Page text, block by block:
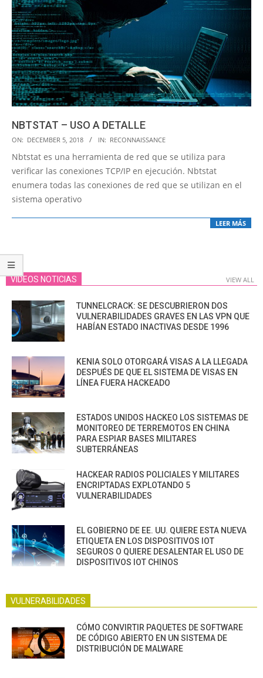
NBTSTAT – USO A DETALLE
2018-
12-
05
ON: DECEMBER 5, 2018 IN: RECONNAISSANCE
Nbtstat es una herramienta de red que se utiliza para
verificar las conexiones TCP/IP en ejecución. Nbtstat
enumera todas las conexiones de red que se utilizan en el
sistema operativo
LEER MÁS
VIDEOS NOTICIAS VIEW ALL
TUNNELCRACK: SE DESCUBRIERON DOS
VULNERABILIDADES GRAVES EN LAS VPN QUE
HABÍAN ESTADO INACTIVAS DESDE 1996
KENIA SOLO OTORGARÁ VISAS A LA LLEGADA
DESPUÉS DE QUE EL SISTEMA DE VISAS EN
LÍNEA FUERA HACKEADO
ESTADOS UNIDOS HACKEO LOS SISTEMAS DE
MONITOREO DE TERREMOTOS EN CHINA
PARA ESPIAR BASES MILITARES
SUBTERRÁNEAS
HACKEAR RADIOS POLICIALES Y MILITARES
ENCRIPTADAS EXPLOTANDO 5
VULNERABILIDADES
EL GOBIERNO DE EE. UU. QUIERE ESTA NUEVA
ETIQUETA EN LOS DISPOSITIVOS IOT
SEGUROS O QUIERE DESALENTAR EL USO DE
DISPOSITIVOS IOT CHINOS
VULNERABILIDADES
CÓMO CONVIRTIR PAQUETES DE SOFTWARE
DE CÓDIGO ABIERTO EN UN SISTEMA DE
DISTRIBUCIÓN DE MALWARE